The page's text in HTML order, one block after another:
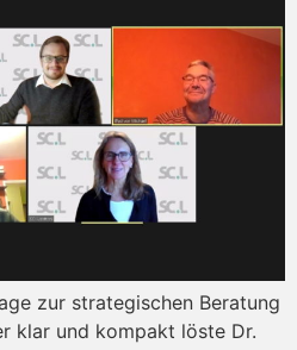
zur strategischen Beratung
klar und kompakt löste Dr.